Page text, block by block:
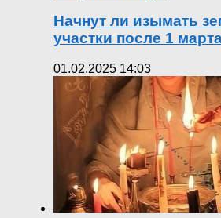
Начнут ли изымать
участки после 1
01.02.2025 14:03